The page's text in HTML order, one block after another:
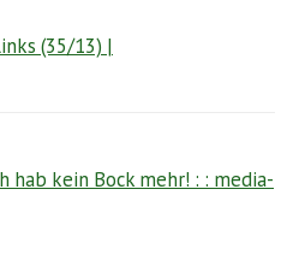
(35/13) |
hab kein Bock mehr! : : media-